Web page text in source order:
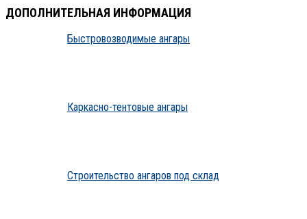
ДОПОЛНИТЕЛЬНАЯ ИНФОРМАЦИЯ
Быстровозводимые ангары
Каркасно-тентовые ангары
Строительство ангаров под склад